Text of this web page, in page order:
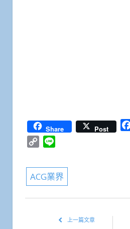
Share Post
Copy
ACG業界
上一篇文章